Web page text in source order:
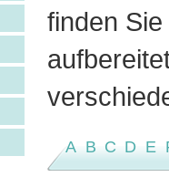
finden
A B C D E